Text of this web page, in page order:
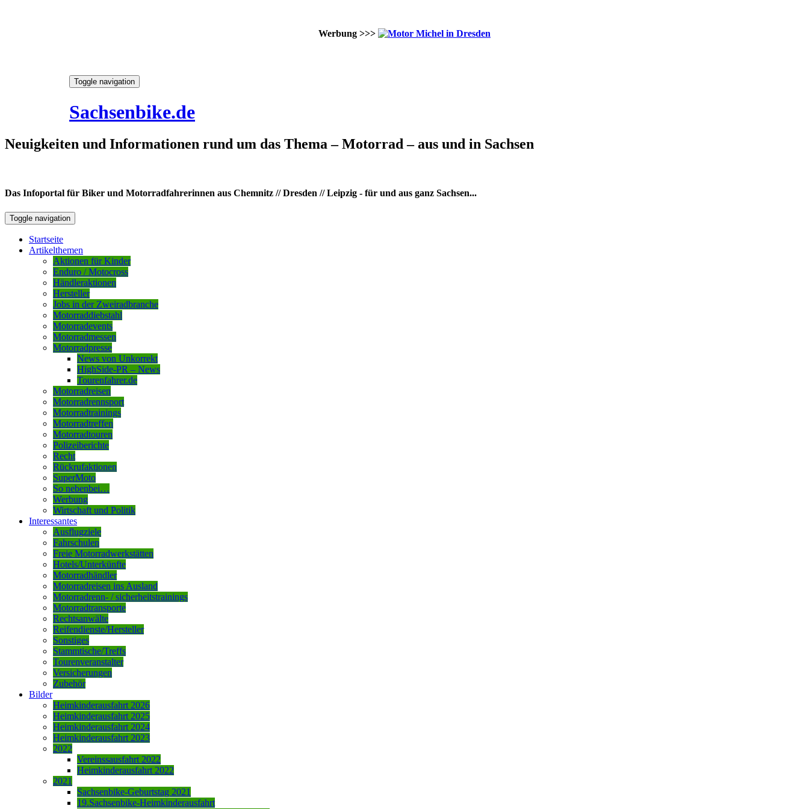
Werbung >>>
Toggle navigation
Sachsenbike.de
Neuigkeiten und Informationen rund um das Thema – Motorrad – aus und in Sachsen
Das Infoportal für Biker und Motorradfahrerinnen aus Chemnitz // Dresden // Leipzig - für und aus ganz Sachsen...
Toggle navigation
Startseite
Artikelthemen
Aktionen für Kinder
Enduro / Motocross
Händleraktionen
Hersteller
Jobs in der Zweiradbranche
Motorraddiebstahl
Motorradevents
Motorradmessen
Motorradpresse
News von Unkorrekt
HighSide-PR – News
Tourenfahrer.de
Motorradreisen
Motorradrennsport
Motorradtrainings
Motorradtreffen
Motorradtouren
Polizeiberichte
Recht
Rückrufaktionen
SuperMoto
So nebenbei…
Werbung
Wirtschaft und Politik
Interessantes
Ausflugziele
Fahrschulen
Freie Motorradwerkstätten
Hotels/Unterkünfte
Motorradhändler
Motorradreisen ins Ausland
Motorradrenn- / sicherheitstrainings
Motorradtransporte
Rechtsanwälte
Reifendienste/Hersteller
Sonstiges
Stammtische/Treffs
Tourenveranstalter
Versicherungen
Zubehör
Bilder
Heimkinderausfahrt 2026
Heimkinderausfahrt 2025
Heimkinderausfahrt 2024
Heimkinderausfahrt 2023
2022
Vereinssausfahrt 2022
Heimkinderausfahrt 2022
2021
Sachsenbike-Geburtstag 2021
19.Sachsenbike-Heimkinderausfahrt